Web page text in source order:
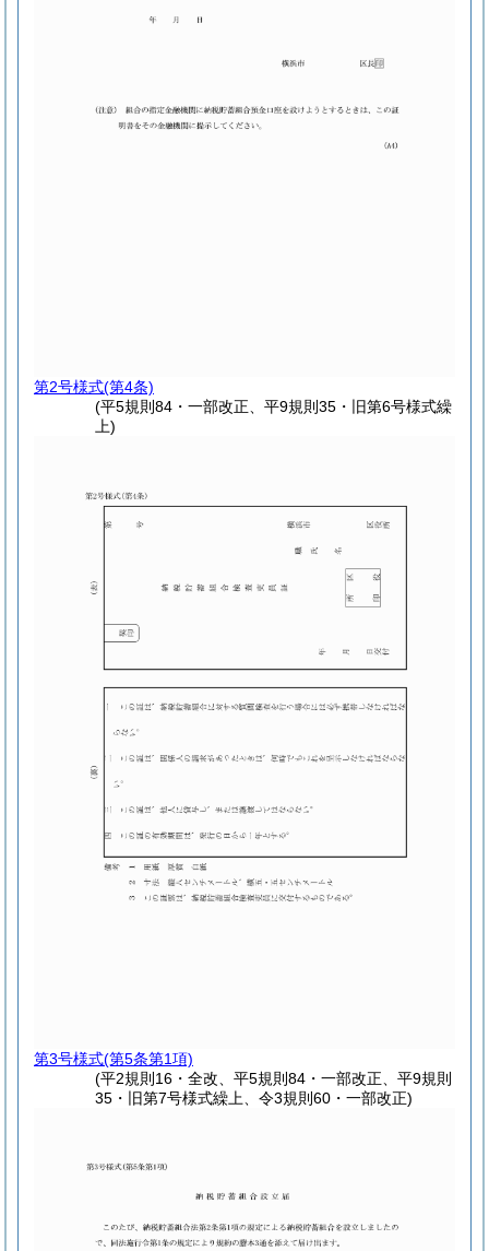
第2号様式(第4条)
(平5規則84・一部改正、平9規則35・旧第6号様式繰
上)
第3号様式(第5条第1項)
(平2規則16・全改、平5規則84・一部改正、平9規則
35・旧第7号様式繰上、令3規則60・一部改正)